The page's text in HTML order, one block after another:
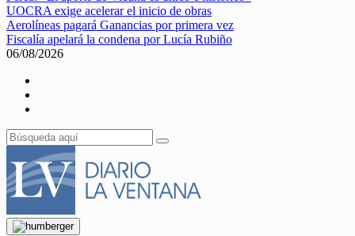
UOCRA exige acelerar el inicio de obras
Aerolíneas pagará Ganancias por primera vez
Fiscalía apelará la condena por Lucía Rubiño
06/08/2026